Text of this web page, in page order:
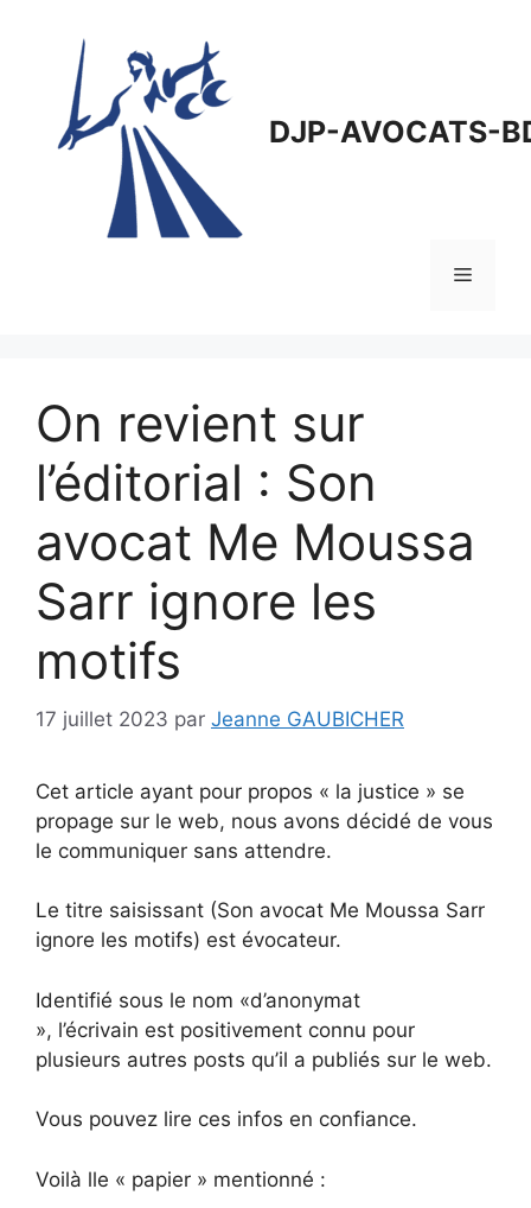
DJP-AVOCATS-
Menu
On revient sur
l’éditorial : Son
avocat Me Moussa
Sarr ignore les
motifs
17 juillet 2023 par Jeanne GAUBICHER
Cet article ayant pour propos « la justice » se
propage sur le web, nous avons décidé de vous
le communiquer sans attendre.
Le titre saisissant (Son avocat Me Moussa Sarr
ignore les motifs) est évocateur.
Identifié sous le nom «d’anonymat
», l’écrivain est positivement connu pour
plusieurs autres posts qu’il a publiés sur le web.
Vous pouvez lire ces infos en confiance.
Voilà lle « papier » mentionné :